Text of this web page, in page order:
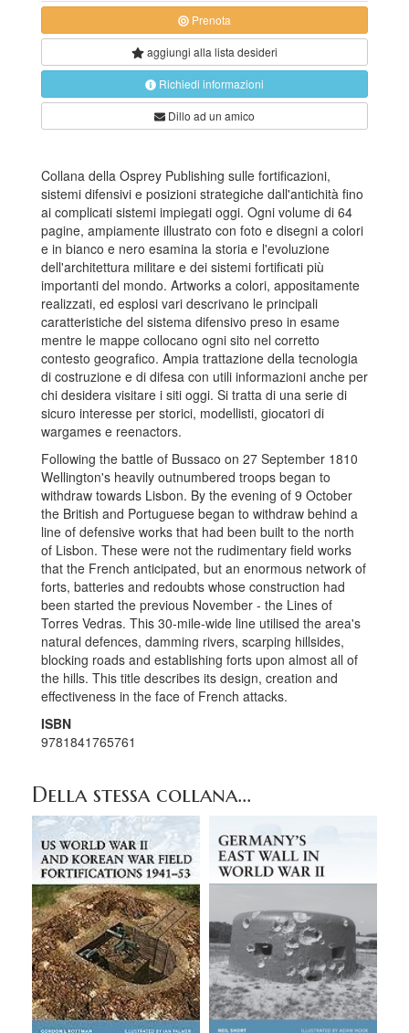
Prenota
aggiungi alla lista desideri
Richiedi informazioni
Dillo ad un amico
Collana della Osprey Publishing sulle fortificazioni,
sistemi difensivi e posizioni strategiche dall'antichità fino
ai complicati sistemi impiegati oggi. Ogni volume di 64
pagine, ampiamente illustrato con foto e disegni a colori
e in bianco e nero esamina la storia e l'evoluzione
dell'architettura militare e dei sistemi fortificati più
importanti del mondo. Artworks a colori, appositamente
realizzati, ed esplosi vari descrivano le principali
caratteristiche del sistema difensivo preso in esame
mentre le mappe collocano ogni sito nel corretto
contesto geografico. Ampia trattazione della tecnologia
di costruzione e di difesa con utili informazioni anche per
chi desidera visitare i siti oggi. Si tratta di una serie di
sicuro interesse per storici, modellisti, giocatori di
wargames e reenactors.
Following the battle of Bussaco on 27 September 1810
Wellington's heavily outnumbered troops began to
withdraw towards Lisbon. By the evening of 9 October
the British and Portuguese began to withdraw behind a
line of defensive works that had been built to the north
of Lisbon. These were not the rudimentary field works
that the French anticipated, but an enormous network of
forts, batteries and redoubts whose construction had
been started the previous November - the Lines of
Torres Vedras. This 30-mile-wide line utilised the area's
natural defences, damming rivers, scarping hillsides,
blocking roads and establishing forts upon almost all of
the hills. This title describes its design, creation and
effectiveness in the face of French attacks.
ISBN
9781841765761
Della stessa collana...